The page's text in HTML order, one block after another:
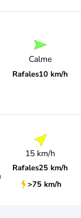
Calme
Rafales10 km/h
15 km/h
Rafales25 km/h
>75 km/h